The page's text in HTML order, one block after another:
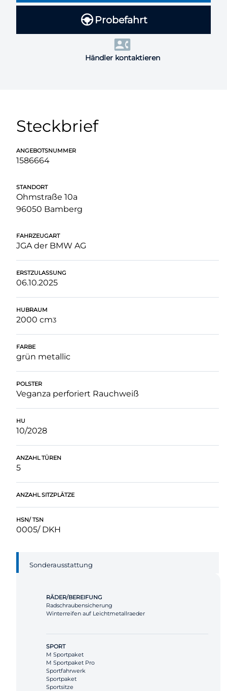
Probefahrt
Händler kontaktieren
Steckbrief
ANGEBOTSNUMMER
1586664
STANDORT
Ohmstraße 10a
96050 Bamberg
FAHRZEUGART
JGA der BMW AG
ERSTZULASSUNG
06.10.2025
HUBRAUM
2000 cm3
FARBE
grün metallic
POLSTER
Veganza perforiert Rauchweiß
HU
10/2028
ANZAHL TÜREN
5
ANZAHL SITZPLÄTZE
HSN/ TSN
0005/ DKH
Sonderausstattung
RÄDER/BEREIFUNG
Radschraubensicherung
Winterreifen auf Leichtmetallraeder
SPORT
M Sportpaket
M Sportpaket Pro
Sportfahrwerk
Sportpaket
Sportsitze